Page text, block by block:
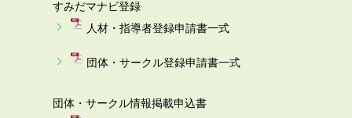
すみだマナビ登録
人材・指導者登録申請書一式
団体・サークル登録申請書一式
団体・サークル情報掲載申込書